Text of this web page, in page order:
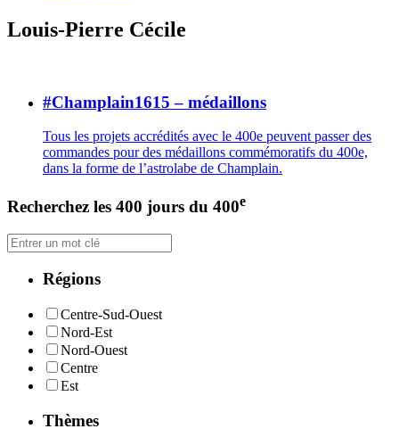
Louis-Pierre Cécile
#Champlain1615 – médaillons
Tous les projets accrédités avec le 400e peuvent passer des
commandes pour des médaillons commémoratifs du 400e,
dans la forme de l’astrolabe de Champlain.
Recherchez les 400 jours du 400e
Régions
Centre-Sud-Ouest
Nord-Est
Nord-Ouest
Centre
Est
Thèmes